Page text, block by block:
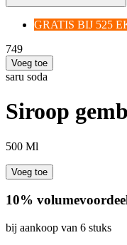
GRATIS BIJ 525
749
Voeg toe
saru soda
Siroop
500 Ml
Voeg toe
10%
bij aankoop van 6 stuks